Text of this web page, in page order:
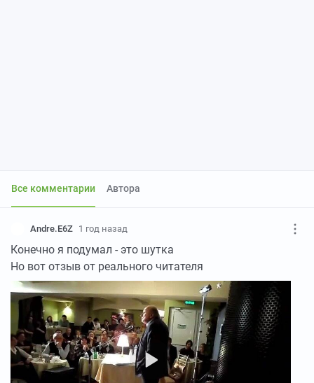
Все комментарии Автора
Andre.E6Z 1 год назад
Конечно я подумал - это шутка
Но вот отзыв от реального читателя